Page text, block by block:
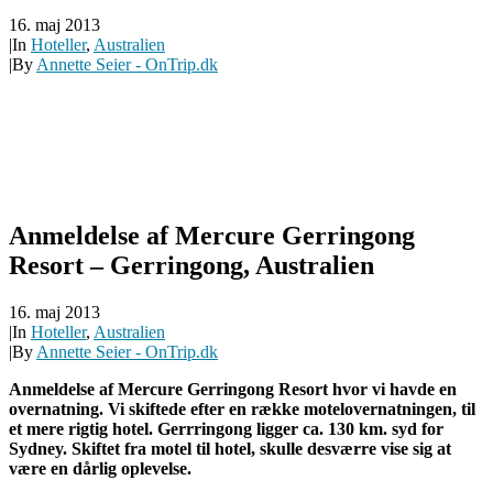
16. maj 2013
|In Hoteller, Australien
|By Annette Seier - OnTrip.dk
Anmeldelse af Mercure Gerringong
Resort – Gerringong, Australien
16. maj 2013
|In Hoteller, Australien
|By Annette Seier - OnTrip.dk
Anmeldelse af Mercure Gerringong Resort hvor vi havde en
overnatning. Vi skiftede efter en række motelovernatningen, til
et mere rigtig hotel. Gerrringong ligger ca. 130 km. syd for
Sydney. Skiftet fra motel til hotel, skulle desværre vise sig at
være en dårlig oplevelse.